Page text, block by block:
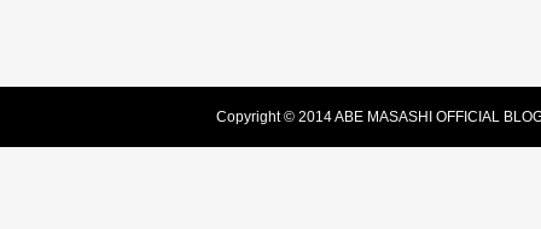
Copyright © 2014 ABE MASASHI OFFICIAL